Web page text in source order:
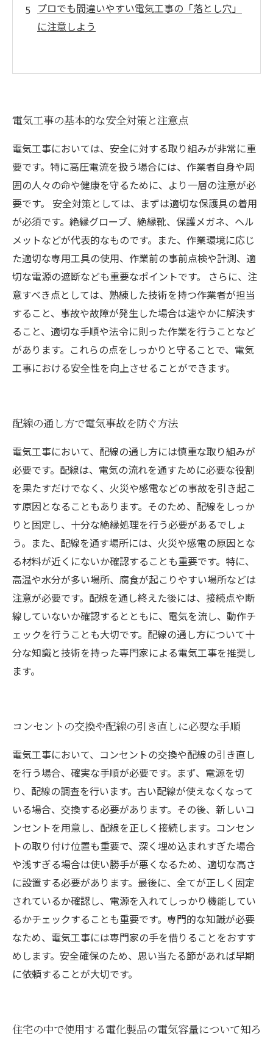
プロでも間違いやすい電気工事の「落とし穴」
に注意しよう
電気工事の基本的な安全対策と注意点
電気工事においては、安全に対する取り組みが非常に重
要です。特に高圧電流を扱う場合には、作業者自身や周
囲の人々の命や健康を守るために、より一層の注意が必
要です。 安全対策としては、まずは適切な保護具の着用
が必須です。絶縁グローブ、絶縁靴、保護メガネ、ヘル
メットなどが代表的なものです。また、作業環境に応じ
た適切な専用工具の使用、作業前の事前点検や計測、適
切な電源の遮断なども重要なポイントです。 さらに、注
意すべき点としては、熟練した技術を持つ作業者が担当
すること、事故や故障が発生した場合は速やかに解決す
ること、適切な手順や法令に則った作業を行うことなど
があります。これらの点をしっかりと守ることで、電気
工事における安全性を向上させることができます。
配線の通し方で電気事故を防ぐ方法
電気工事において、配線の通し方には慎重な取り組みが
必要です。配線は、電気の流れを通すために必要な役割
を果たすだけでなく、火災や感電などの事故を引き起こ
す原因となることもあります。そのため、配線をしっか
りと固定し、十分な絶縁処理を行う必要があるでしょ
う。また、配線を通す場所には、火災や感電の原因とな
る材料が近くにないか確認することも重要です。特に、
高温や水分が多い場所、腐食が起こりやすい場所などは
注意が必要です。配線を通し終えた後には、接続点や断
線していないか確認するとともに、電気を流し、動作チ
ェックを行うことも大切です。配線の通し方について十
分な知識と技術を持った専門家による電気工事を推奨し
ます。
コンセントの交換や配線の引き直しに必要な手順
電気工事において、コンセントの交換や配線の引き直し
を行う場合、確実な手順が必要です。まず、電源を切
り、配線の調査を行います。古い配線が使えなくなって
いる場合、交換する必要があります。その後、新しいコ
ンセントを用意し、配線を正しく接続します。コンセン
トの取り付け位置も重要で、深く埋め込まれすぎた場合
や浅すぎる場合は使い勝手が悪くなるため、適切な高さ
に設置する必要があります。最後に、全てが正しく固定
されているか確認し、電源を入れてしっかり機能してい
るかチェックすることも重要です。専門的な知識が必要
なため、電気工事には専門家の手を借りることをおすす
めします。安全確保のため、思い当たる節があれば早期
に依頼することが大切です。
住宅の中で使用する電化製品の電気容量について知ろ